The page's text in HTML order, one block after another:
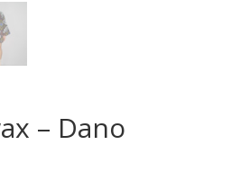
– Dano